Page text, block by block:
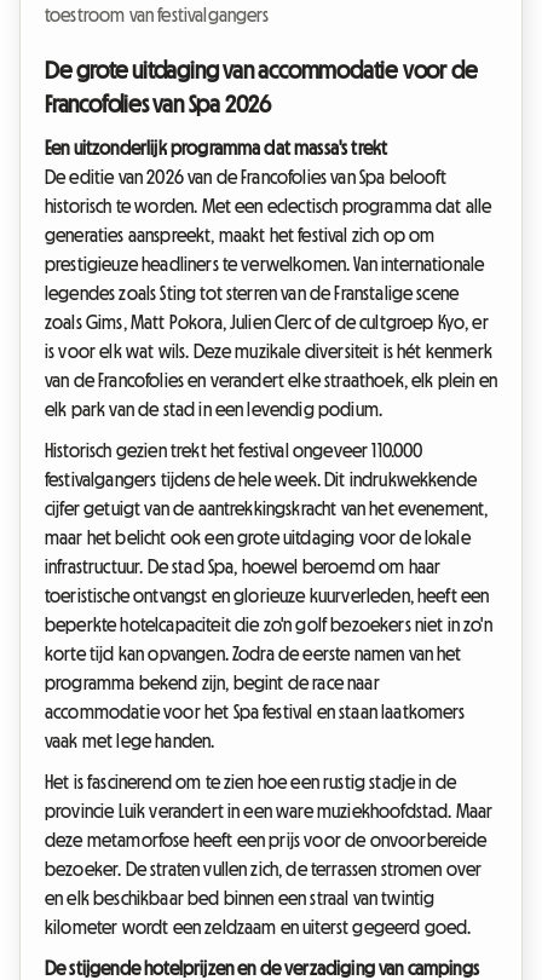
toestroom van festivalgangers
De grote uitdaging van accommodatie voor de
Francofolies van Spa 2026
Een uitzonderlijk programma dat massa's trekt
De editie van 2026 van de Francofolies van Spa belooft
historisch te worden. Met een eclectisch programma dat alle
generaties aanspreekt, maakt het festival zich op om
prestigieuze headliners te verwelkomen. Van internationale
legendes zoals Sting tot sterren van de Franstalige scene
zoals Gims, Matt Pokora, Julien Clerc of de cultgroep Kyo, er
is voor elk wat wils. Deze muzikale diversiteit is hét kenmerk
van de Francofolies en verandert elke straathoek, elk plein en
elk park van de stad in een levendig podium.
Historisch gezien trekt het festival ongeveer 110.000
festivalgangers tijdens de hele week. Dit indrukwekkende
cijfer getuigt van de aantrekkingskracht van het evenement,
maar het belicht ook een grote uitdaging voor de lokale
infrastructuur. De stad Spa, hoewel beroemd om haar
toeristische ontvangst en glorieuze kuurverleden, heeft een
beperkte hotelcapaciteit die zo'n golf bezoekers niet in zo'n
korte tijd kan opvangen. Zodra de eerste namen van het
programma bekend zijn, begint de race naar
accommodatie voor het Spa festival en staan laatkomers
vaak met lege handen.
Het is fascinerend om te zien hoe een rustig stadje in de
provincie Luik verandert in een ware muziekhoofdstad. Maar
deze metamorfose heeft een prijs voor de onvoorbereide
bezoeker. De straten vullen zich, de terrassen stromen over
en elk beschikbaar bed binnen een straal van twintig
kilometer wordt een zeldzaam en uiterst gegeerd goed.
De stijgende hotelprijzen en de verzadiging van campings